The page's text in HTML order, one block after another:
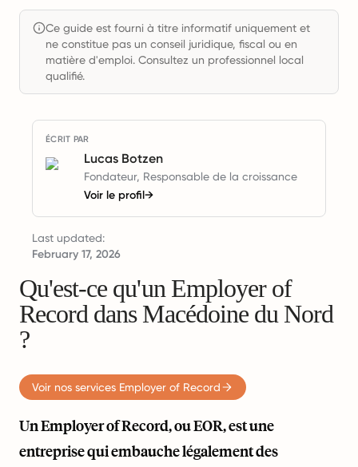
Ce guide est fourni à titre informatif uniquement et
ne constitue pas un conseil juridique, fiscal ou en
matière d'emploi. Consultez un professionnel local
qualifié.
ÉCRIT PAR
Lucas Botzen
Fondateur, Responsable de la croissance
Voir le profil→
Last updated:
February 17, 2026
Qu'est-ce qu'un Employer of
Record dans Macédoine du Nord
?
Voir nos services Employer of Record
Un Employer of Record, ou EOR, est une
entreprise qui embauche légalement des